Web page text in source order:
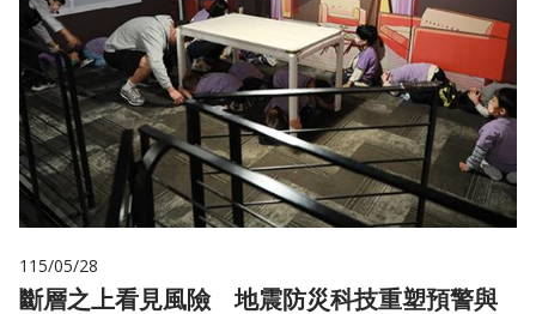
115/05/28
斷層之上看見風險 地震防災科技重塑預警與